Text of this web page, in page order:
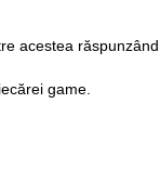
acestea
game.